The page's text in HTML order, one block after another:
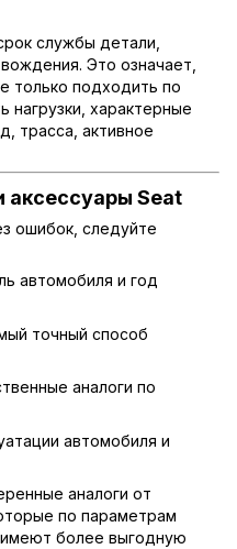
службы детали,
Это означает,
только подходить по
характерные
трасса, активное
аксессуары Seat
ошибок, следуйте
автомобиля и год
точный способ
аналоги по
автомобиля и
аналоги от
по параметрам
более выгодную